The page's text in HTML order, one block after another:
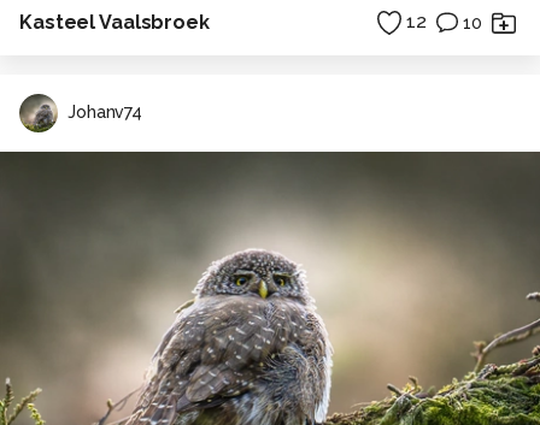
Kasteel Vaalsbroek 12 10
Johanv74